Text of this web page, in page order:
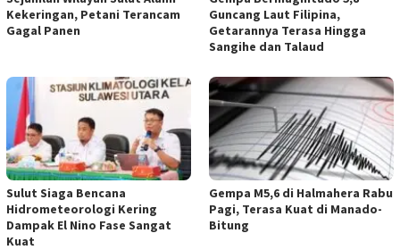
Kekeringan, Petani Terancam
Gagal Panen
Guncang Laut Filipina,
Getarannya Terasa Hingga
Sangihe dan Talaud
Sulut Siaga Bencana
Hidrometeorologi Kering
Dampak El Nino Fase Sangat
Kuat
Gempa M5,6 di Halmahera Rabu
Pagi, Terasa Kuat di Manado-
Bitung